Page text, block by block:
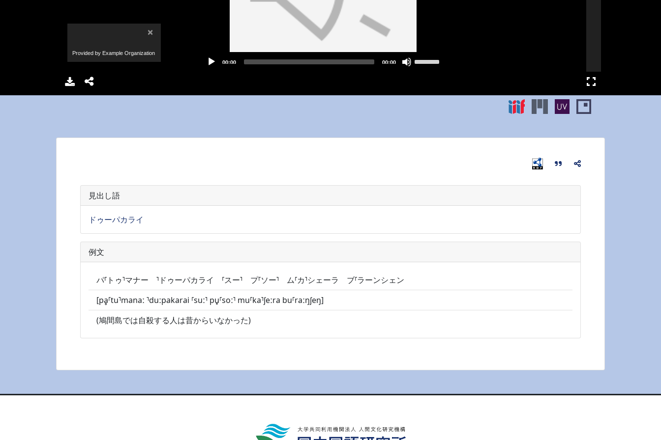
見出し語
ドゥーパカライ
例文
パ⸢トゥ⸣マナー ⸣ドゥーパカライ ⸢スー⸣ プ⸢ソー⸣ ム⸢カ⸣シェーラ ブ⸢ラーンシェン
[pḁ⸢tu⸣manaː ⸣duːpakarai ⸢suː⸣ pu̥⸢soː⸣ mu⸢ka⸣ʃeːra bu⸢raːŋʃeŋ]
(鳩間島では自殺する人は昔からいなかった)